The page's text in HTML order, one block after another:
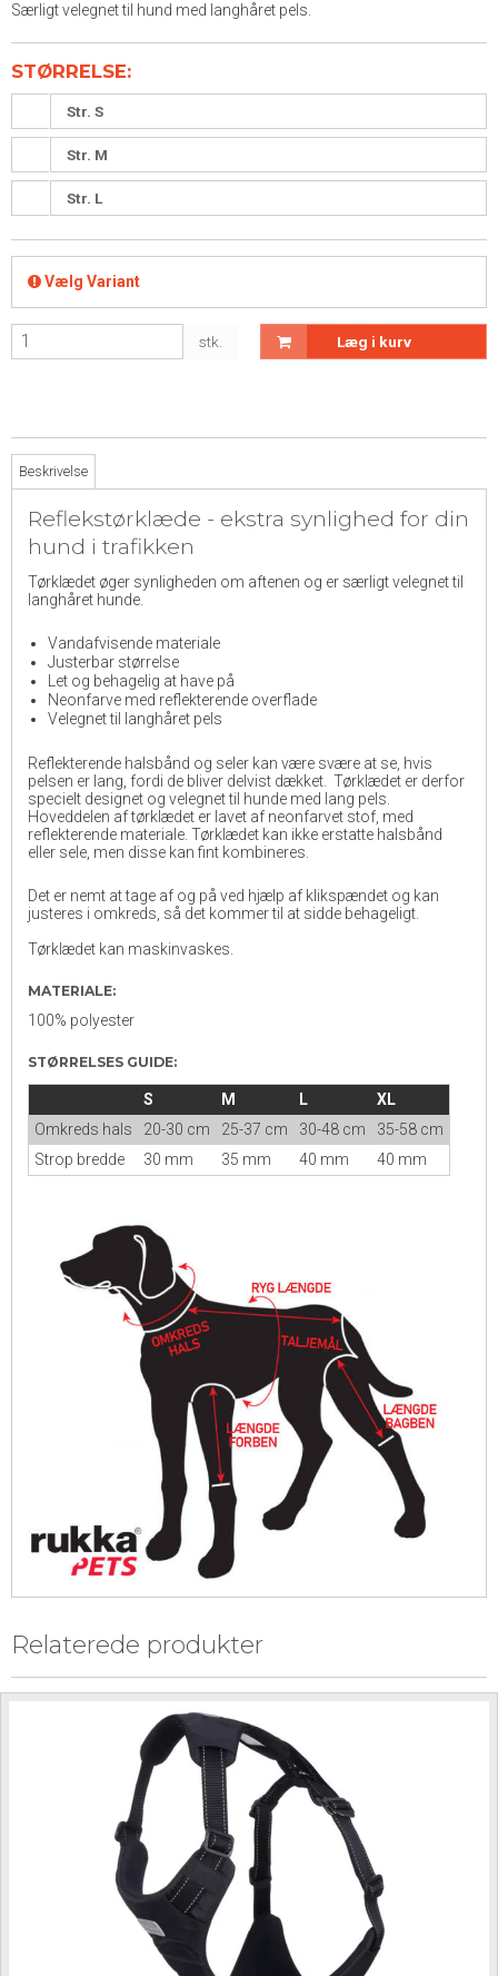
Særligt velegnet til hund med langhåret pels.
STØRRELSE:
Str. S
Str. M
Str. L
Vælg Variant
stk. Læg i kurv
Beskrivelse
Reflekstørklæde - ekstra synlighed for din
hund i trafikken
Tørklædet øger synligheden om aftenen og er særligt velegnet til
langhåret hunde.
Vandafvisende materiale
Justerbar størrelse
Let og behagelig at have på
Neonfarve med reflekterende overflade
Velegnet til langhåret pels
Reflekterende halsbånd og seler kan være svære at se, hvis
pelsen er lang, fordi de bliver delvist dækket. Tørklædet er derfor
specielt designet og velegnet til hunde med lang pels.
Hoveddelen af tørklædet er lavet af neonfarvet stof, med
reflekterende materiale. Tørklædet kan ikke erstatte halsbånd
eller sele, men disse kan fint kombineres.
Det er nemt at tage af og på ved hjælp af klikspændet og kan
justeres i omkreds, så det kommer til at sidde behageligt.
Tørklædet kan maskinvaskes.
MATERIALE:
100% polyester
STØRRELSES GUIDE:
S M L
XL
Omkreds hals
20-30 cm 25-37 cm 30-48 cm
35-58 cm
Strop bredde
30 mm 35 mm 40 mm 40 mm
Relaterede produkter